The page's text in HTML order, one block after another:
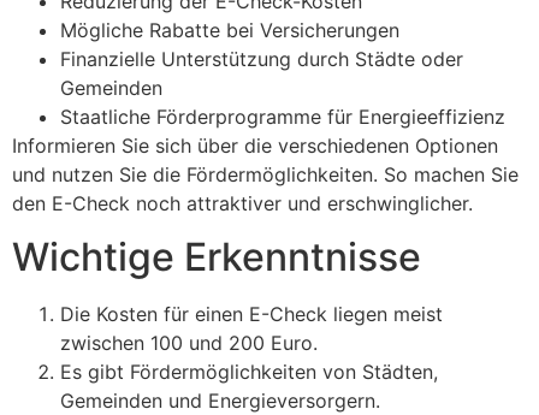
Mögliche Rabatte bei Versicherungen
Finanzielle Unterstützung durch Städte oder
Gemeinden
Staatliche Förderprogramme für Energieeffizienz
Informieren Sie sich über die verschiedenen Optionen
und nutzen Sie die Fördermöglichkeiten. So machen Sie
den E-Check noch attraktiver und erschwinglicher.
Wichtige Erkenntnisse
Die Kosten für einen E-Check liegen meist
zwischen 100 und 200 Euro.
Es gibt Fördermöglichkeiten von Städten,
Gemeinden und Energieversorgern.